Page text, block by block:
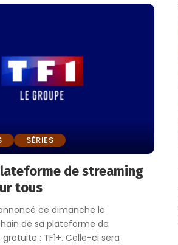
SÉRIES
de streaming
tous
ce dimanche le
de sa plateforme de
: TF1+. Celle-ci sera